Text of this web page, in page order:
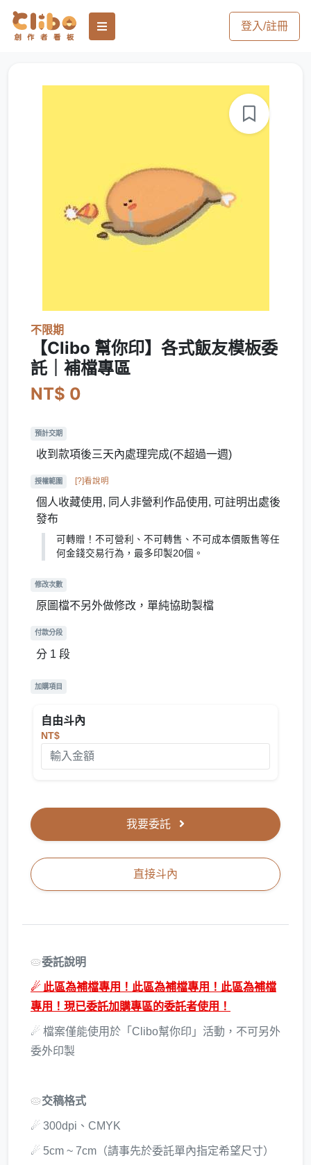
登入/註冊
不限期
【Clibo 幫你印】各式飯友模板委
託｜補檔專區
NT$ 0
預計交期
收到款項後三天內處理完成(不超過一週)
授權範圍 [?]看說明
個人收藏使用, 同人非營利作品使用, 可註明出處後
發布
可轉贈！不可營利、不可轉售、不可成本價販售等任
何金錢交易行為，最多印製20個。
修改次數
原圖檔不另外做修改，單純協助製檔
付款分段
分 1 段
加購項目
自由斗內
NT$
我要委託
直接斗內
🥧委託說明
☄ 此區為補檔專用！此區為補檔專用！此區為補檔
專用！現已委託加購專區的委託者使用！
☄ 檔案僅能使用於「Clibo幫你印」活動，不可另外
委外印製
🥧交稿格式
☄ 300dpi、CMYK
☄ 5cm ~ 7cm（請事先於委託單內指定希望尺寸）